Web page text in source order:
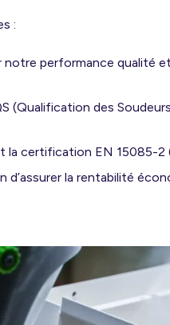
:
notre performance qualité
(Qualification des
la certification EN 15085-2
d’assurer la rentabilité